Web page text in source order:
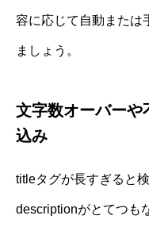
容に応じて自動または
ましょう。
文字数オーバーや
込み
titleタグが長すぎると
descriptionがとてつも